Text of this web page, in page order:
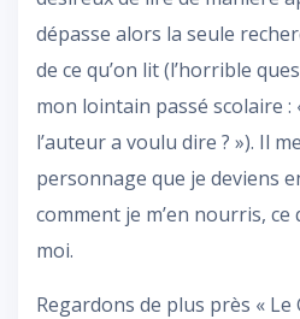
dépasse alors la seule
de ce qu’on lit (l’horrible
mon lointain passé scolaire :
l’auteur a voulu dire ? »). Il
personnage que je deviens
comment je m’en nourris, ce
moi.
Regardons de plus près « Le